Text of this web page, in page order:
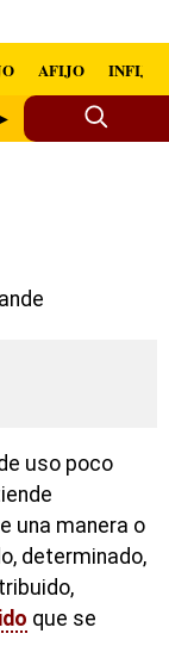
AFIJO INFIJO
uso poco
una manera o
determinado,
que se